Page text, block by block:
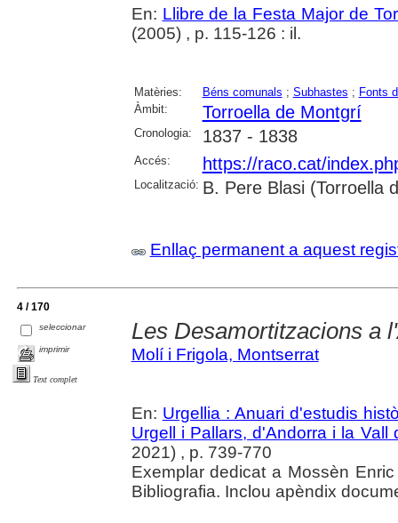
En: Llibre de la Festa Major de
(2005) , p. 115-126 : il.
Matèries: Béns comunals ; Subhastes ; Fonts
Àmbit:
Torroella de Montgrí
Cronologia: 1837 - 1838
Accés: https://raco.cat/
Localització: B. Pere Blasi (Torroella
Enllaç permanent a aquest
4 / 170
seleccionar
imprimir
Text complet
Les Desamortitzacions a
Molí i Frigola, Montserrat
En: Urgellia : Anuari d'estudis
Urgell i Pallars, d'Andorra i la Vall
2021) , p. 739-770
Exemplar dedicat a Mossèn
Bibliografia. Inclou apèndix